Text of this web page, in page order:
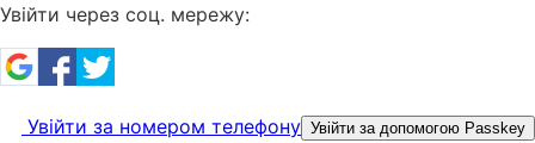
Увійти через соц. мережу:
Увійти за номером телефону Увійти за допомогою Passkey